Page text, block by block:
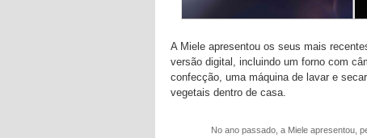
A Miele apresentou os seus mais
versão digital, incluindo um forno com
confecção, uma máquina de lavar e
vegetais dentro de casa.
No ano passado, a Miele apresentou,